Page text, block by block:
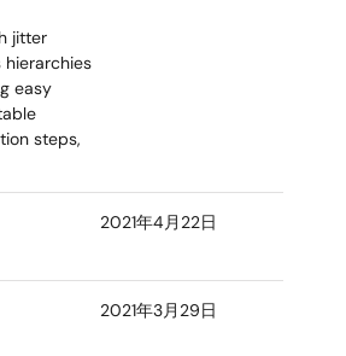
jitter
easy
steps,
2021年4月22日
2021年3月29日